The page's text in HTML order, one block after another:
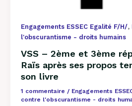
Engagements ESSEC Egalité F/H/,
l'obscurantisme - droits humains
VSS – 2ème et 3ème
Raïs après ses propos
son livre
1 commentaire / Engagements
contre l'obscurantisme - droits